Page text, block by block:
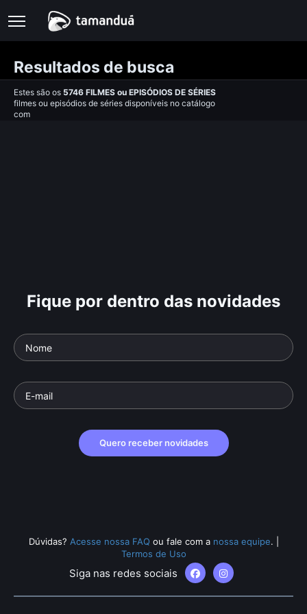
Resultados de busca
Estes são os 5746 FILMES ou EPISÓDIOS DE SÉRIES
filmes ou episódios de séries disponíveis no catálogo
com
Fique por dentro das novidades
Quero receber novidades
Dúvidas? Acesse nossa FAQ ou fale com a nossa equipe.
Termos de Uso
Siga nas redes sociais